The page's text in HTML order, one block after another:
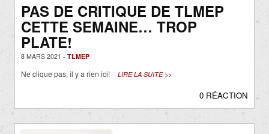
PAS DE CRITIQUE DE TLMEP
CETTE SEMAINE… TROP
PLATE!
8 MARS 2021 - TLMEP
Ne clique pas, il y a rien ici! LIRE LA SUITE >>
0 RÉACTION